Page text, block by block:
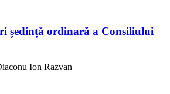
ședință ordinară a Consiliului
Ion Razvan